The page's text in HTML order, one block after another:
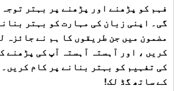
فہم کو پڑھنے اور پڑھنے پر بہتر
گی۔ اپنی زبان کی مہارت کو بہتر
مضمون میں جن طریقوں کا ہم نے جائزہ
کریں ، اور آہستہ آہستہ آپ کی پڑھنے
کی تفہیم کو بہتر بنانے پر کام
کے ساتھ گڈ لک!